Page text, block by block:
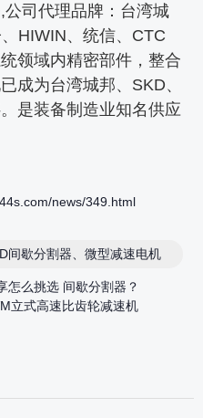
司代理品牌：台湾城
HIWIN、统信、CTC
领域内精密部件，整合
成为台湾城邦、SKD、
是装备制造业知名供应
news/349.html
间歇分割器、微型减速电机
怎么挑选 间歇分割器？
立式高速比齿轮减速机